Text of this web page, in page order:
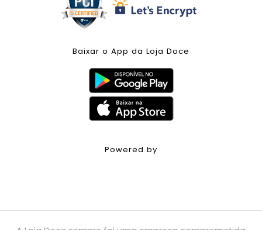
Baixar o App da Loja Doce
Powered by